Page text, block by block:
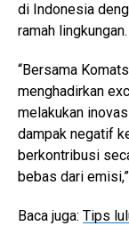
di Indonesia
ramah lingkungan.
“Bersama
menghadirkan
melakukan
dampak negatif
berkontribusi
bebas dari
Baca juga: Tips